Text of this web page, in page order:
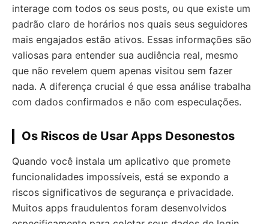
interage com todos os seus posts, ou que existe um
padrão claro de horários nos quais seus seguidores
mais engajados estão ativos. Essas informações são
valiosas para entender sua audiência real, mesmo
que não revelem quem apenas visitou sem fazer
nada. A diferença crucial é que essa análise trabalha
com dados confirmados e não com especulações.
Os Riscos de Usar Apps Desonestos
Quando você instala um aplicativo que promete
funcionalidades impossíveis, está se expondo a
riscos significativos de segurança e privacidade.
Muitos apps fraudulentos foram desenvolvidos